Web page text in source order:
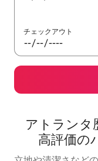
チェックアウト
アトランタ
高⁠評⁠価⁠の